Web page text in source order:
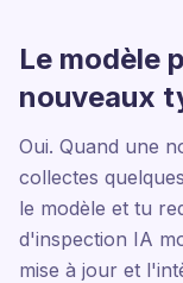
Le modèle
nouveaux
Oui. Quand une
collectes
le modèle et tu
d'inspection IA
mise à jour et